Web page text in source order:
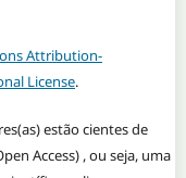
Attribution-
License.
estão cientes de
Access) , ou seja, uma